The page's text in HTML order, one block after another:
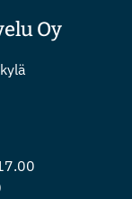
Oy